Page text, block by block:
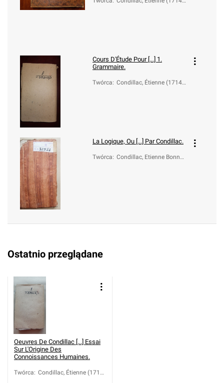
Cours D'Étude Pour [...] 1.
Grammaire.
Twórca: Condillac, Étienne (1714-
La Logique, Ou [...] Par Condillac.
Twórca: Condillac, Etienne Bonnot
Ostatnio przeglądane
Oeuvres De Condillac [...] Essai
Sur L'Origine Des
Connoissances Humaines.
Twórca: Condillac, Étienne (1714-